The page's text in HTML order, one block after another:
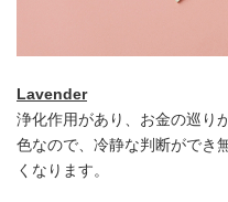
Lavender
浄化作用があり、お金の巡り
色なので、冷静な判断ができ
くなります。